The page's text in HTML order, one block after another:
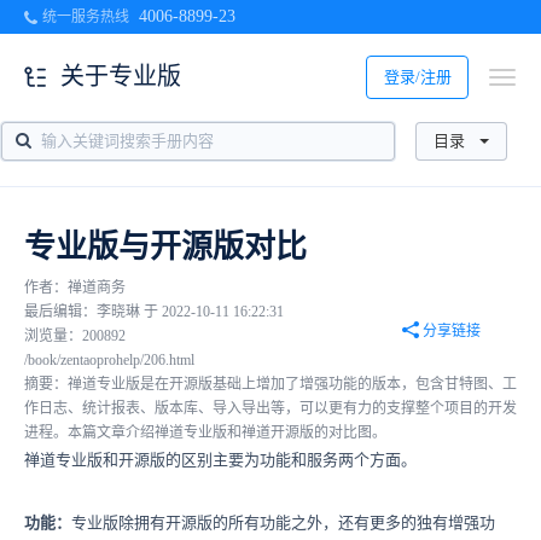
统一服务热线 4006-8899-23
登录/注册
关于专业版
目录
专业版与开源版对比
作者：禅道商务
最后编辑：李晓琳 于 2022-10-11 16:22:31
浏览量：200892
分享链接
/book/zentaoprohelp/206.html
摘要：禅道专业版是在开源版基础上增加了增强功能的版本，包含甘特图、工
作日志、统计报表、版本库、导入导出等，可以更有力的支撑整个项目的开发
进程。本篇文章介绍禅道专业版和禅道开源版的对比图。
禅道专业版和开源版的区别主要为功能和服务两个方面。
功能： 专业版除拥有开源版的所有功能之外，还有更多的独有增强功